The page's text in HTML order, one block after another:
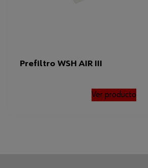
Prefiltro WSH AIR III
Ver producto